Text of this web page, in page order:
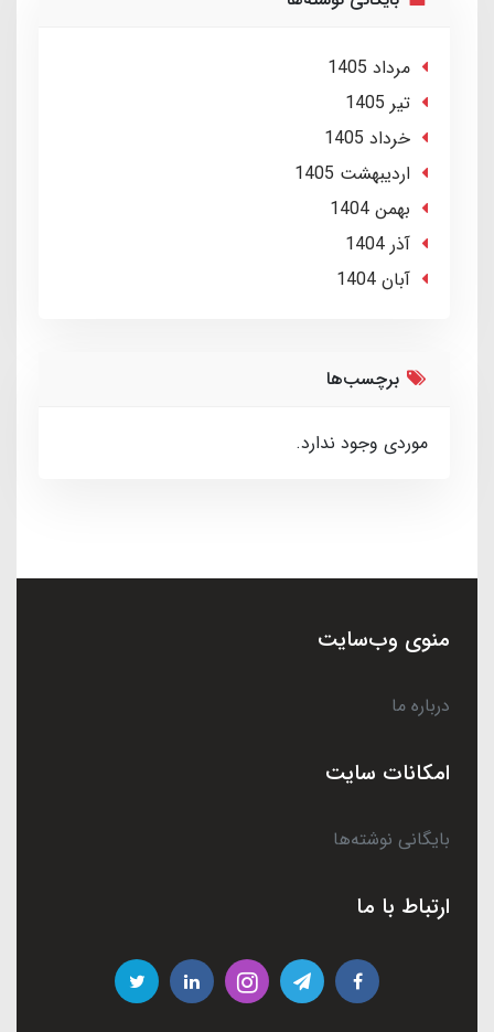
مرداد 1405
تير 1405
خرداد 1405
ارديبهشت 1405
بهمن 1404
آذر 1404
آبان 1404
برچسب‌ها
موردی وجود ندارد.
منوی وب‌سایت
درباره ما
امکانات سایت
بایگانی نوشته‌ها
ارتباط با ما